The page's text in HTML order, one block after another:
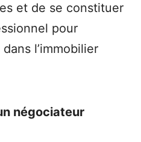
et de se constituer
pour
l’immobilier
négociateur